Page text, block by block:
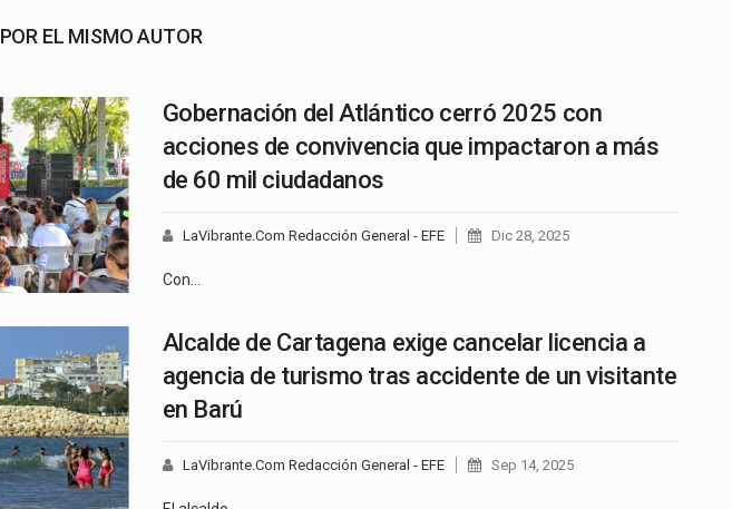
POR EL MISMO AUTOR
Gobernación del Atlántico cerró 2025 con
acciones de convivencia que impactaron a más
de 60 mil ciudadanos
LaVibrante.Com Redacción General - EFE Dic 28, 2025
Con…
Alcalde de Cartagena exige cancelar licencia a
agencia de turismo tras accidente de un visitante
en Barú
LaVibrante.Com Redacción General - EFE Sep 14, 2025